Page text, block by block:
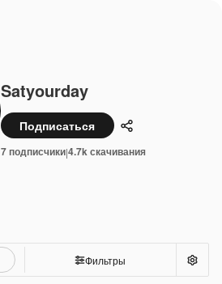
Satyourday
Подписаться Поделиться
7 подписчики|4.7k скачивания
Фильтры